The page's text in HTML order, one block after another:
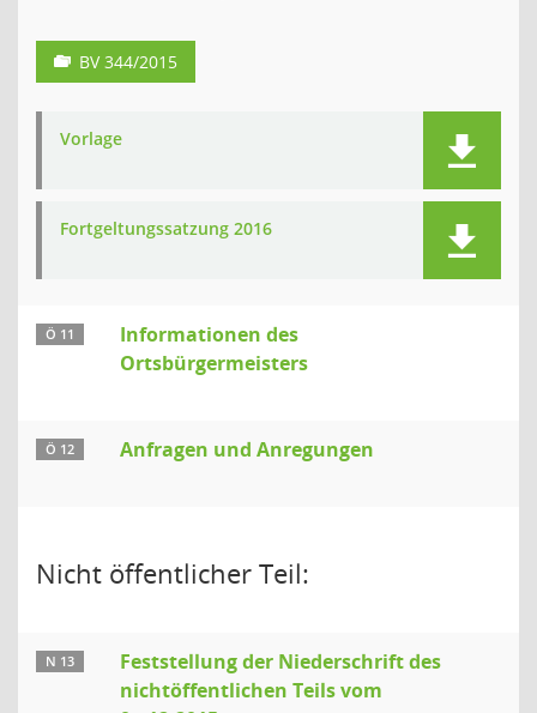
BV 344/2015
Vorlage
Fortgeltungssatzung 2016
Ö 11
Informationen des
Ortsbürgermeisters
Ö 12 Anfragen und Anregungen
Nicht öffentlicher Teil:
N 13
Feststellung der Niederschrift des
nichtöffentlichen Teils vom